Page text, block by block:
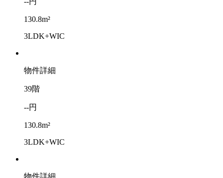
130.8m²
3LDK+WIC
物件詳細
39階
--円
130.8m²
3LDK+WIC